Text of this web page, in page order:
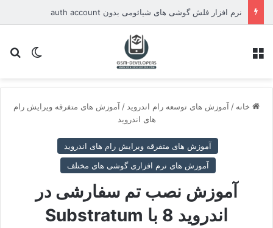
نرم افزار فلش گوشی های شیائومی بدون auth account
تغییر
خانه / آموزش های توسعه رام اندروید / آموزش های متفرقه ویرایش رام
های اندروید
آموزش های متفرقه ویرایش رام های اندروید
آموزش های نرم افزاری گوشی های مختلف
آموزش نصب تم سفارشی در
اندروید 8 با Substratum